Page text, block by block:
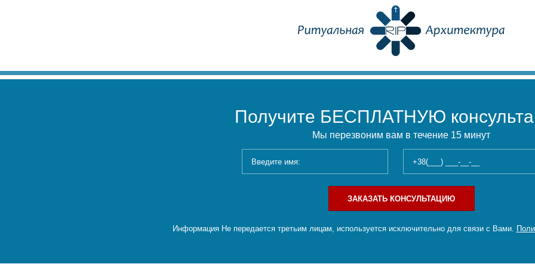
Получите БЕСПЛАТНУЮ
Мы перезвоним вам в течение 15 минут
ЗАКАЗАТЬ КОНСУЛЬТАЦИЮ
Информация Не передается третьим лицам, используется исключительно для связи с Вами.